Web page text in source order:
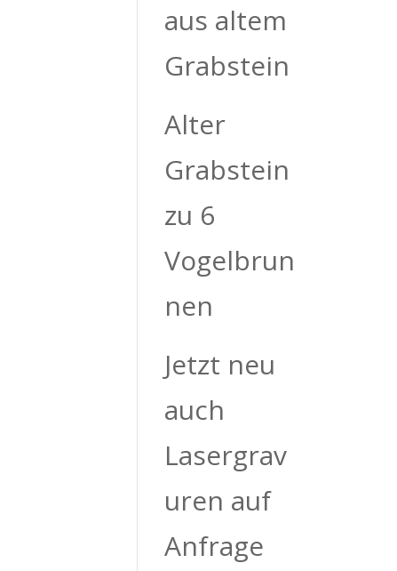
aus altem
Grabstein
Alter
Grabstein
zu 6
Vogelbrun
nen
Jetzt neu
auch
Lasergrav
uren auf
Anfrage